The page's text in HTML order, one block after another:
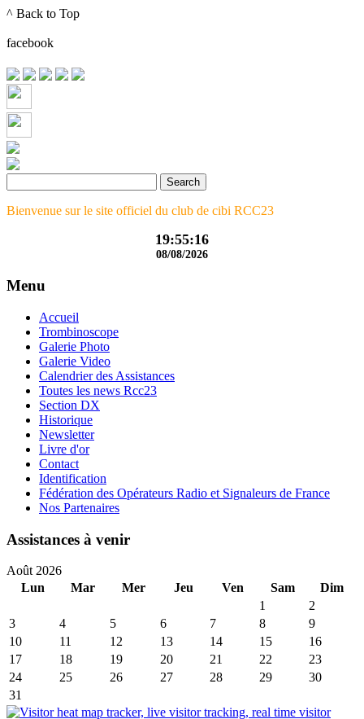
^ Back to Top
facebook
Bienvenue sur le site officiel du club de cibi RCC23
19:55:17
08/08/2026
Menu
Accueil
Trombinoscope
Galerie Photo
Galerie Video
Calendrier des Assistances
Toutes les news Rcc23
Section DX
Historique
Newsletter
Livre d'or
Contact
Identification
Fédération des Opérateurs Radio et Signaleurs de France
Nos Partenaires
Assistances à venir
Month
Month
Août 2026
Lun
Mar Mer Jeu Ven Sam
Dim
1
2
3
4 5 6 7 8
9
10
11 12 13 14 15
16
17
18 19 20 21 22
23
24
25 26 27 28 29
30
31